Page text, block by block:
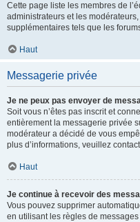
Cette page liste les membres de
administrateurs et les
supplémentaires tels que les
Haut
Messagerie privée
Je ne peux pas envoyer de
Soit vous n’êtes pas inscrit et
entièrement la messagerie privée
modérateur a décidé de vous
plus d’informations, veuillez
Haut
Je continue à recevoir des
Vous pouvez supprimer
en utilisant les règles de